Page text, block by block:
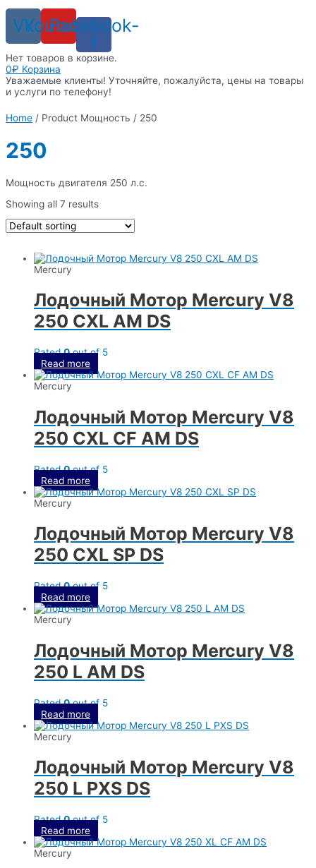
VkYoutube
Facebook-
f
Нет товаров в корзине.
0₽ Корзина
Уважаемые клиенты! Уточняйте, пожалуйста, цены на товары
и услуги по телефону!
Home / Product Мощность / 250
250
Мощность двигателя 250 л.с.
Showing all 7 results
Mercury
Лодочный Мотор Mercury V8
250 CXL AM DS
Rated0out of 5
Read more
Mercury
Лодочный Мотор Mercury V8
250 CXL CF AM DS
Rated0out of 5
Read more
Mercury
Лодочный Мотор Mercury V8
250 CXL SP DS
Rated0out of 5
Read more
Mercury
Лодочный Мотор Mercury V8
250 L AM DS
Rated0out of 5
Read more
Mercury
Лодочный Мотор Mercury V8
250 L PXS DS
Rated0out of 5
Read more
Mercury